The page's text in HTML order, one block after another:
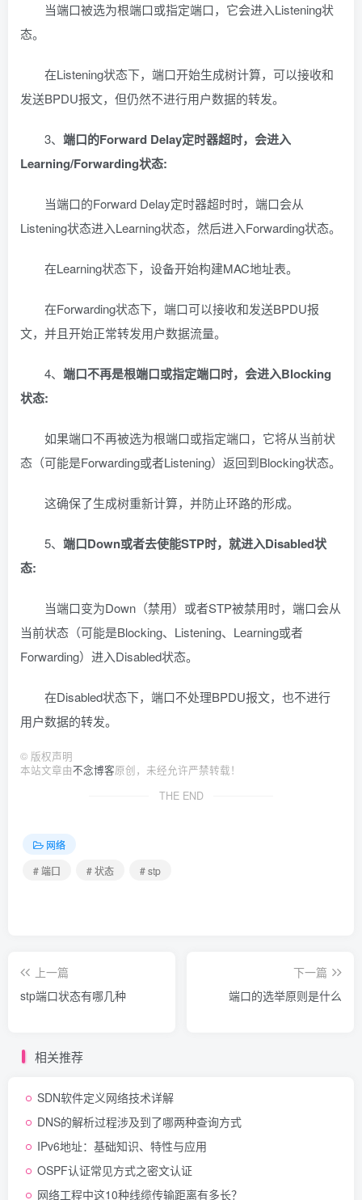
当端口被选为根端口或指定端口，它会进入Listening状
态。
在Listening状态下，端口开始生成树计算，可以接收和
发送BPDU报文，但仍然不进行用户数据的转发。
3、 端口的Forward Delay定时器超时，会进入
Learning/Forwarding状态:
当端口的Forward Delay定时器超时时，端口会从
Listening状态进入Learning状态，然后进入Forwarding状态。
在Learning状态下，设备开始构建MAC地址表。
在Forwarding状态下，端口可以接收和发送BPDU报
文，并且开始正常转发用户数据流量。
4、 端口不再是根端口或指定端口时，会进入Blocking
状态:
如果端口不再被选为根端口或指定端口，它将从当前状
态（可能是Forwarding或者Listening）返回到Blocking状态。
这确保了生成树重新计算，并防止环路的形成。
5、 端口Down或者去使能STP时，就进入Disabled状
态:
当端口变为Down（禁用）或者STP被禁用时，端口会从
当前状态（可能是Blocking、Listening、Learning或者
Forwarding）进入Disabled状态。
在Disabled状态下，端口不处理BPDU报文，也不进行
用户数据的转发。
© 版权声明
本站文章由不念博客原创，未经允许严禁转载！
THE END
网络
# 端口
# 状态 # stp
上一篇
stp端口状态有哪几种
下一篇
端口的选举原则是什么
相关推荐
SDN软件定义网络技术详解
DNS的解析过程涉及到了哪两种查询方式
IPv6地址：基础知识、特性与应用
OSPF认证常见方式之密文认证
网络工程中这10种线缆传输距离有多长？